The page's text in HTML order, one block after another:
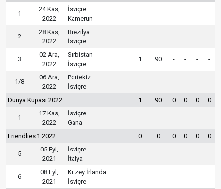
1
24 Kas,
2022
İsviçre
Kamerun
- - - - - -
2
28 Kas,
2022
Brezilya
İsviçre
- - - - - -
3
02 Ara,
2022
Sırbistan
İsviçre
1 90 - - - -
1/8
06 Ara,
2022
Portekiz
İsviçre
- - - - - -
Dünya Kupası 2022 1 90 0 0 0 0
1
17 Kas,
2022
İsviçre
Gana
- - - - - -
Friendlies 1 2022 0 0 0 0 0 0
5
05 Eyl,
2021
İsviçre
İtalya
- - - - - -
6
08 Eyl,
2021
Kuzey İrlanda
İsviçre
- - - - - -